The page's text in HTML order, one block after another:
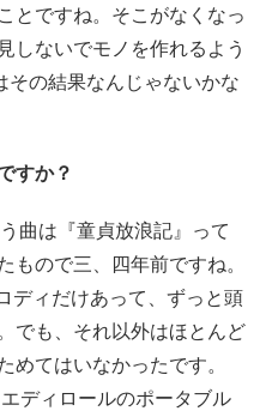
とですね。そこがなくなっ
しないでモノを作れるよう
その結果なんじゃないかな
すか？
曲は『童貞放浪記』って
ので三、四年前ですね。
ディだけあって、ずっと頭
でも、それ以外はほとんど
てはいなかったです。
ディロールのポータブル